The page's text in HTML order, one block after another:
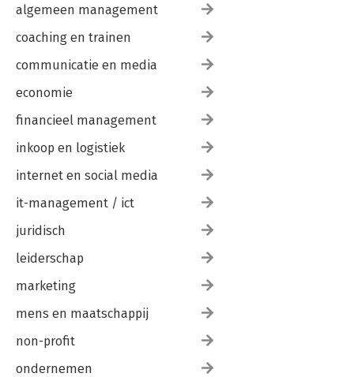
algemeen management
coaching en trainen
communicatie en media
economie
financieel management
inkoop en logistiek
internet en social media
it-management / ict
juridisch
leiderschap
marketing
mens en maatschappij
non-profit
ondernemen